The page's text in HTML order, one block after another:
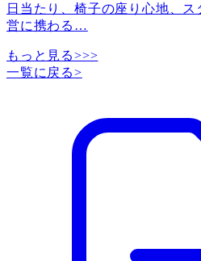
日当たり、椅子の座り心地、
営に携わる …
もっと見る>>>
一覧に戻る>